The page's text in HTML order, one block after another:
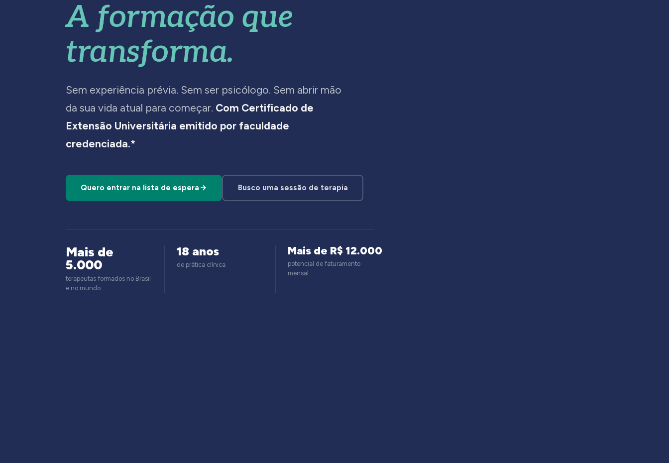
A formação que
transforma.
Sem experiência prévia. Sem ser psicólogo. Sem abrir mão
da sua vida atual para começar. Com Certificado de
Extensão Universitária emitido por faculdade
credenciada.*
Quero entrar na lista de espera Busco uma sessão de terapia
Mais de
5.000
terapeutas formados no Brasil
e no mundo
18 anos
de prática clínica
Mais de R$ 12.000
potencial de faturamento
mensal